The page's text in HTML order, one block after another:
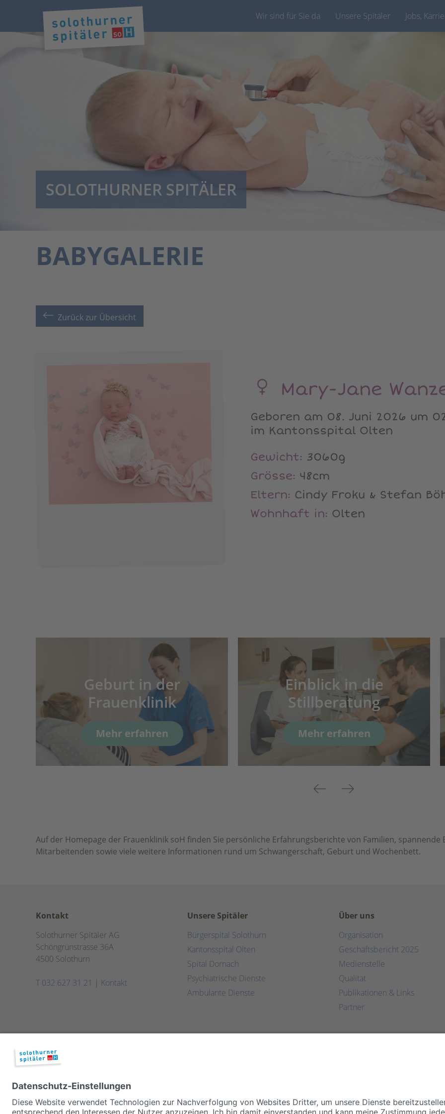
Wir sind für Sie da Unsere Spitäler Jobs,
SOLOTHURNER SPITÄLER
BABYGALERIE
Zurück zur Übersicht
Mary-Jane
Geboren am 08. Juni 2026 um
im Kantonsspital Olten
Gewicht: 3060g
Grösse: 48cm
Eltern: Cindy Froku & Stefan
Wohnhaft in: Olten
Previous
Geburt in der
Frauenklinik
Mehr erfahren
Einblick in die
Stillberatung
Mehr erfahren
Next
Auf der Homepage der Frauenklinik soH finden Sie persönliche Erfahrungsberichte von Familien,
Mitarbeitenden sowie viele weitere Informationen rund um Schwangerschaft, Geburt und Wochenbett.
Kontakt
Solothurner Spitäler AG
Schöngrünstrasse 36A
4500 Solothurn
T 032 627 31 21 | Kontakt
Unsere Spitäler
Bürgerspital Solothurn
Kantonsspital Olten
Spital Dornach
Psychiatrische Dienste
Ambulante Dienste
Über uns
Organisation
Geschäftsbericht 2025
Medienstelle
Qualität
Publikationen & Links
Partner